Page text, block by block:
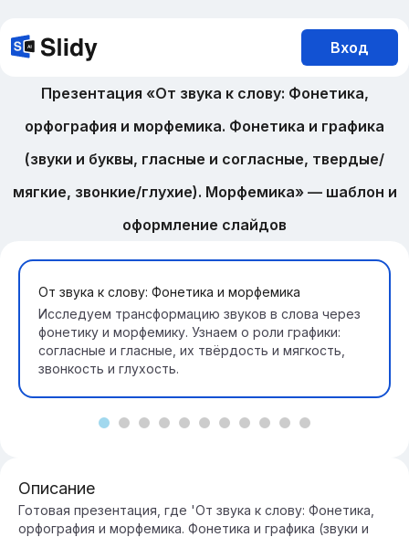
Вход
Презентация «От звука к слову: Фонетика,
орфография и морфемика. Фонетика и графика
(звуки и буквы, гласные и согласные, твердые/
мягкие, звонкие/глухие). Морфемика» — шаблон и
оформление слайдов
От звука к слову: Фонетика и морфемика
Исследуем трансформацию звуков в слова через
фонетику и морфемику. Узнаем о роли графики:
согласные и гласные, их твёрдость и мягкость,
звонкость и глухость.
Описание
Готовая презентация, где 'От звука к слову: Фонетика,
орфография и морфемика. Фонетика и графика (звуки и